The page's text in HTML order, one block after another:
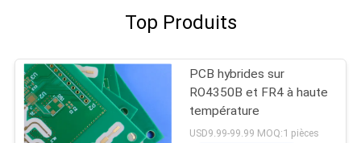
Top Produits
PCB hybrides sur
RO4350B et FR4 à haute
température
USD9.99-99.99 MOQ:1 pièces